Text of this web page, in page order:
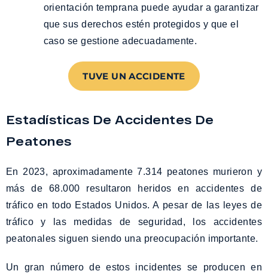
orientación temprana puede ayudar a garantizar
que sus derechos estén protegidos y que el
caso se gestione adecuadamente.
TUVE UN ACCIDENTE
Estadísticas De Accidentes De
Peatones
En 2023, aproximadamente 7.314 peatones murieron y
más de 68.000 resultaron heridos en accidentes de
tráfico en todo Estados Unidos. A pesar de las leyes de
tráfico y las medidas de seguridad, los accidentes
peatonales siguen siendo una preocupación importante.
Un gran número de estos incidentes se producen en